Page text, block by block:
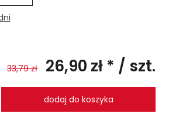
33,79 zł 26,90 zł * / szt.
dodaj do koszyka